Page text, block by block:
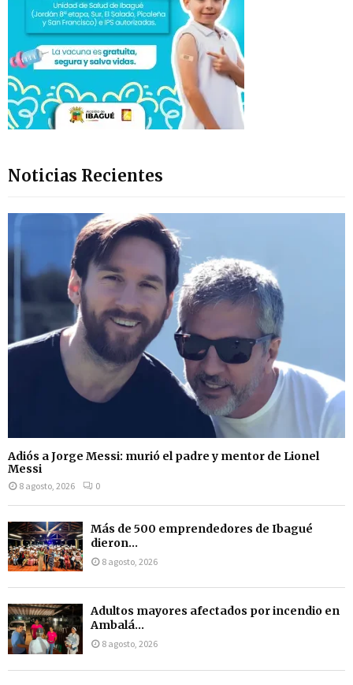
Noticias Recientes
Adiós a Jorge Messi: murió el padre y mentor de Lionel
Messi
8 agosto, 2026 0
Más de 500 emprendedores de Ibagué
dieron...
8 agosto, 2026
Adultos mayores afectados por incendio en
Ambalá...
8 agosto, 2026